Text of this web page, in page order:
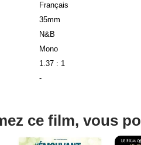
Français
35mm
N&B
Mono
1.37 : 1
-
ce film, vous